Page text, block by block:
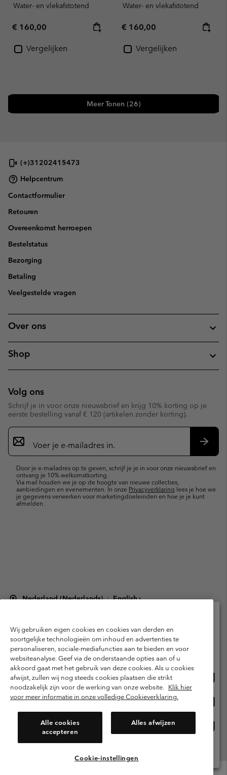
Water- en vlekafstotend
Regular price:
€ 160,00
Vergelijken
Water- en vlekafstotend
Regular price:
€ 160,00
Vergelijken
Meer Tonen (26)
(+)31202415473
Helpcentrum
Contactformulier
Retouren
Overeenkomst herroepen
Bestelstatus
Bezorging
Betaling
Veelgestelde vragen
Over ons
Shop
Volg ons
Schrijf je in voor onze nieuwsbrief en krijg 10% korting op je
eerste bestelling vanaf € 120 (artikelen zonder korting).
Aanmelden
voor
e-
Door je e-mailadres op te geven, schrijf je je in voor onze nieuwsbrief en
ontvang je 10% welkomstkorting.
Via mail houden we je op de hoogte van nieuwe collecties,
aanbiedingen en evenementen. In onze Privacyverklaring lees je hoe we
je gegevens verwerken voor marketingdoeleinden en hoe je je kunt
afmelden.
Nederland (Nederlands) | English ›
Gebruiksvoorwaarden
Verkoopvoorwaarden
Garantie
Privacybeleid
Gebruiksvoorwaarden voor lidmaatschap
Voorwaarden voor door gebruikers gegenereerde inhoud
Impressum
Cookies
Public CBCR
Wij gebruiken eigen cookies en cookies van derden en
soortgelijke technologieën om inhoud en advertenties te
personaliseren, sociale-mediafuncties aan te bieden en voor
websiteanalyse. Geef via de onderstaande opties aan of u
akkoord gaat met het gebruik van deze cookies. Als u cookies
afwijst, zullen wij nog steeds cookies plaatsen die strikt
noodzakelijk zijn voor de werking van onze website. Klik hier
voor meer informatie in onze volledige Cookieverklaring.
Alle cookies
accepteren
Alles afwijzen
Cookie-instellingen
Selecteer je verzendlocatie en taal
Online shoppen beschikbaar
United States
Netherlands-English
Netherlands-Dutch
Alle Locaties Bekijken